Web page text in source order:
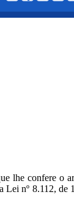
lhe confere o
Lei nº 8.112, de